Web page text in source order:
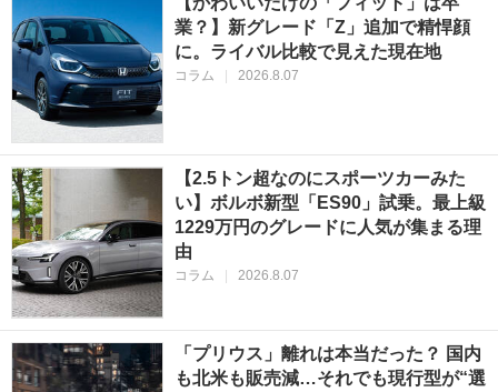
業？】新グレード「Z」追加で精悍顔
に。ライバル比較で見えた現在地
コラム 2026.8.07
【2.5トン超なのにスポーツカーみた
い】ボルボ新型「ES90」試乗。最上級
1229万円のグレードに人気が集まる理
由
コラム 2026.8.07
「プリウス」離れは本当だった？ 国内
も北米も販売減…それでも現行型が“選